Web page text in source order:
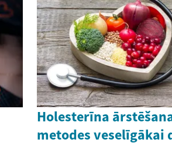
Holesterīna
metodes veselīgākai